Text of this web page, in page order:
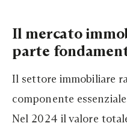
Il mercato
parte
Il settore immobiliare
componente
Nel 2024 il valore